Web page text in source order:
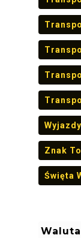
Znak
Święta
Waluta